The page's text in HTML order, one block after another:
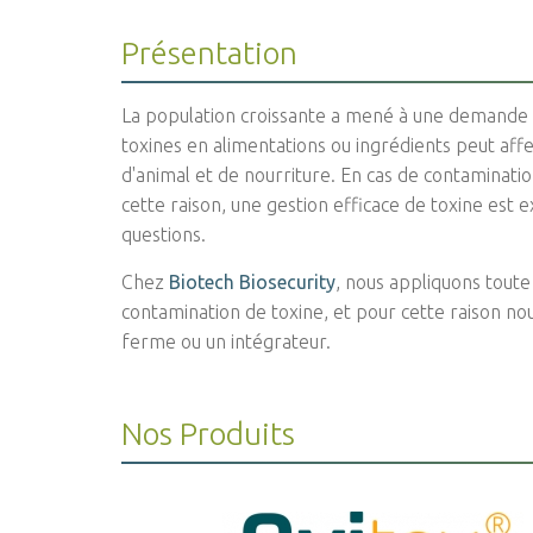
Présentation
La population croissante a mené à une
toxines en alimentations ou ingrédients peut
d'animal et de nourriture. En cas de
cette raison, une gestion efficace de toxine est
questions.
Chez Biotech Biosecurity, nous appliquons
contamination de toxine, et pour cette raison
ferme ou un intégrateur.
Nos Produits